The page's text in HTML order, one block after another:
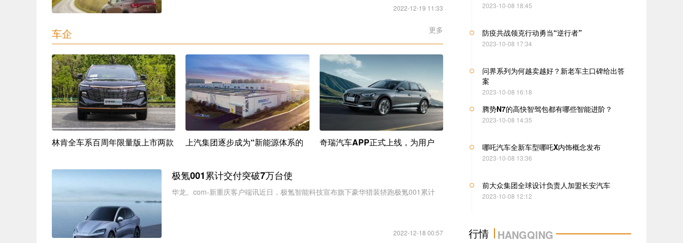
2022-12-19 11:33
车企 更多
林肯全车系百周年限量版上市两款 上汽集团逐步成为“新能源体系的 奇瑞汽车APP正式上线，为用户 全年收获34座冠军奖杯MGXP
极氪001累计交付突破7万台使
华龙。com-新重庆客户端讯近日，极氪智能科技宣布旗下豪华猎装轿跑极氪001累计
2022-12-18 00:57
2023-10-08 18:45
防疫共战领克行动勇当“逆行者”
2023-10-08 17:34
问界系列为何越卖越好？新老车主口碑给出答
案
2023-10-08 16:18
腾势N7的高快智驾包都有哪些智能进阶？
2023-10-08 14:35
哪吒汽车全新车型哪吒X内饰概念发布
2023-10-08 13:36
前大众集团全球设计负责人加盟长安汽车
2023-10-08 12:12
售25
行情 HANGQING